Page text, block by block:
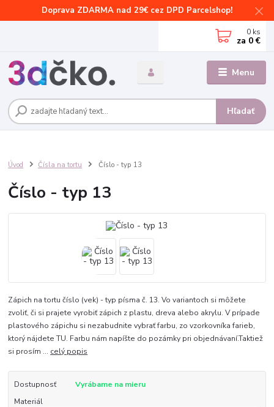
Doprava ZDARMA nad 29€ cez DPD Parcelshop!
Menu
Hľadať
0 ks
za 0 €
Úvod Čísla na tortu Číslo - typ 13
Číslo - typ 13
Zápich na tortu číslo (vek) - typ písma č. 13. Vo variantoch si môžete
zvoliť, či si prajete vyrobiť zápich z plastu, dreva alebo akrylu. V prípade
plastového zápichu si nezabudnite vybrať farbu, zo vzorkovníka farieb,
ktorý nájdete TU. Farbu nám napíšte do pozámky pri objednávaní.Taktiež
si prosím ... celý popis
Dostupnosť
Vyrábame na mieru
Materiál